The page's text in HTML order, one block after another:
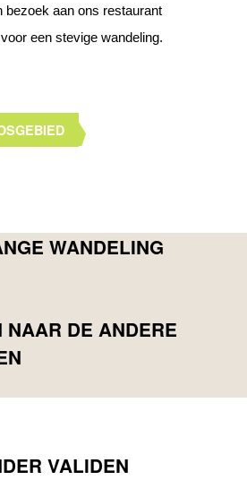
bezoek aan ons restaurant
een stevige wandeling.
WANDELING
DE ANDERE
VALIDEN